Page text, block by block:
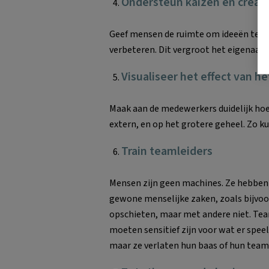
Geef mensen de ruimte om ideeën te
verbeteren. Dit vergroot het
Visualiseer het effect van
Maak aan de medewerkers duidelijk
extern, en op het grotere geheel. Zo
Train teamleiders
Mensen zijn geen machines. Ze
gewone menselijke zaken, zoals
opschieten, maar met andere niet.
moeten sensitief zijn voor wat er
maar ze verlaten hun baas of hun